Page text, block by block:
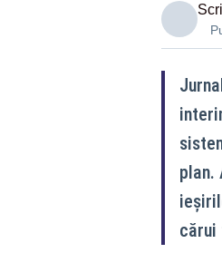
plan.
cărui